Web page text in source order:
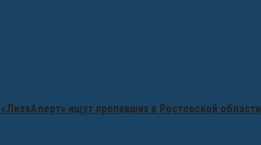
ищут пропавших в Ростовской области